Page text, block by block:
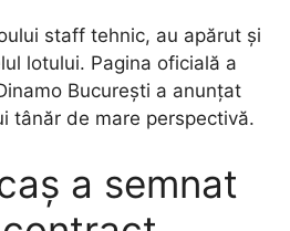
staff tehnic, au apărut și
lotului. Pagina oficială a
București a anunțat
tânăr de mare perspectivă.
a semnat